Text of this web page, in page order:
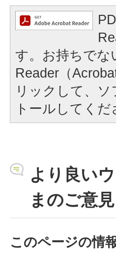
す。お持ちでな
Reader（
リックして、
トールしてくだ
より良い
まのご意
このページの情